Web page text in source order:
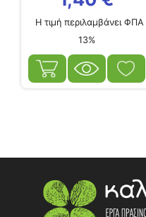
Η τιμή περιλαμβάνει ΦΠΑ
13%